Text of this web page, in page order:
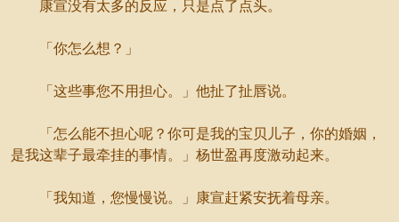
康宣没有太多的反应，只是点了点头。
「你怎么想？」
「这些事您不用担心。」他扯了扯唇说。
「怎么能不担心呢？你可是我的宝贝儿子，你的婚姻，
是我这辈子最牵挂的事情。」杨世盈再度激动起来。
「我知道，您慢慢说。」康宣赶紧安抚着母亲。